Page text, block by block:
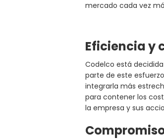
mercado cada vez
Eficiencia y
Codelco está
parte de este
integrarla más
para contener los
la empresa y sus